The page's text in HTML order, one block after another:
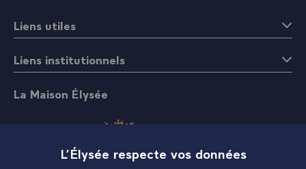
Liens utiles
Liens institutionnels
La Maison Élysée
L’Élysée respecte vos données